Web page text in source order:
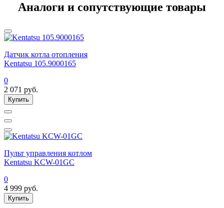
Аналоги и сопутствующие товары
Датчик котла отопления
Kentatsu 105.9000165
0
2 071 руб.
Купить
Пульт управления котлом
Kentatsu KCW-01GC
0
4 999 руб.
Купить